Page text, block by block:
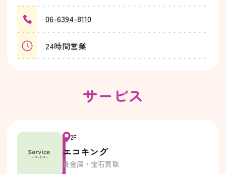
06-6394-8110
24時間営業
サービス
2F
エコキング
貴金属・宝石買取